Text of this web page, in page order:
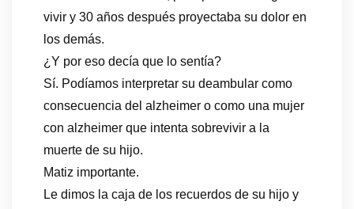
vivir y 30 años después proyectaba su dolor en
los demás.
¿Y por eso decía que lo sentía?
Sí. Podíamos interpretar su deambular como
consecuencia del alzheimer o como una mujer
con alzheimer que intenta sobrevivir a la
muerte de su hijo.
Matiz importante.
Le dimos la caja de los recuerdos de su hijo y